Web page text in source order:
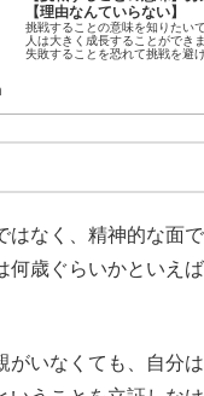
【理由なんていらない】
挑戦することの意味を知りたい
人は大きく成長することができ
失敗することを恐れて挑戦を避
はなく、精神的な面
何歳ぐらいかといえ
がいなくても、自分